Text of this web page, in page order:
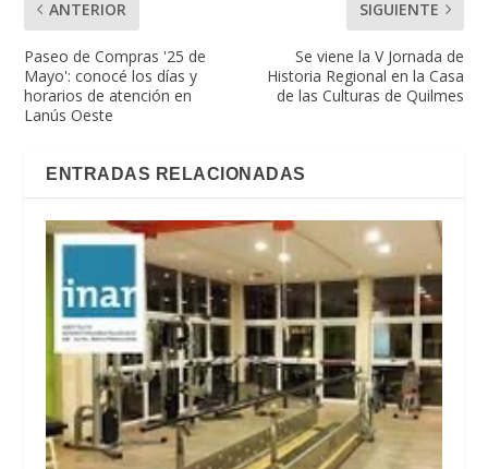
ANTERIOR
Paseo de Compras '25 de
Mayo': conocé los días y
horarios de atención en
Lanús Oeste
SIGUIENTE
Se viene la V Jornada de
Historia Regional en la Casa
de las Culturas de Quilmes
ENTRADAS RELACIONADAS